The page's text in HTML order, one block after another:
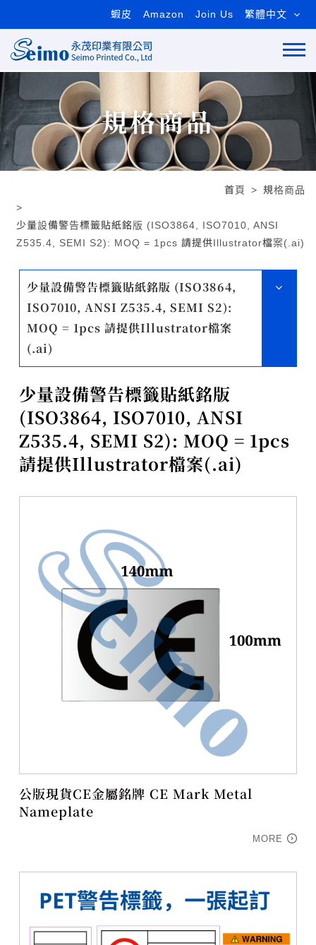
蝦皮 Amazon Join Us 繁體中文
規格商品
首頁 規格商品
少量設備警告標籤貼紙銘版 (ISO3864, ISO7010, ANSI
Z535.4, SEMI S2): MOQ = 1pcs 請提供Illustrator檔案(.ai)
少量設備警告標籤貼紙銘版 (ISO3864,
ISO7010, ANSI Z535.4, SEMI S2):
MOQ = 1pcs 請提供Illustrator檔案
(.ai)
少量設備警告標籤貼紙銘版
(ISO3864, ISO7010, ANSI
Z535.4, SEMI S2): MOQ = 1pcs
請提供Illustrator檔案(.ai)
公版現貨CE金屬銘牌 CE Mark Metal
Nameplate
MORE